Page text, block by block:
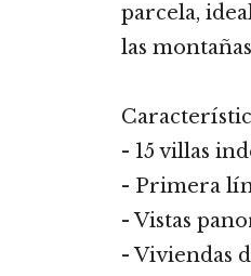
parcela,
las
- 15 villas
- Primera
- Vistas
- Viviendas